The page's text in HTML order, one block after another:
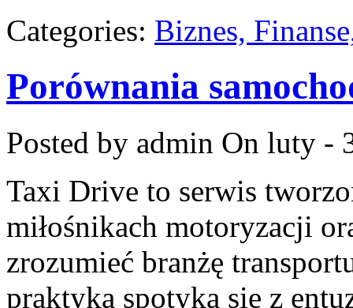
Categories: Biznes,
Porównania
Posted by admin On luty -
Taxi Drive to serwis
miłośnikach motoryzacji
zrozumieć branżę
praktyka spotyka się z